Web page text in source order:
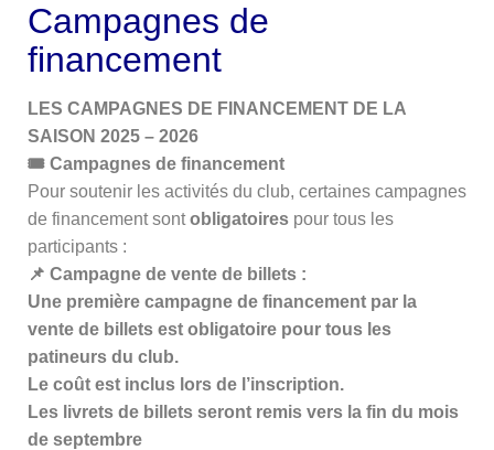
Campagnes de
financement
LES CAMPAGNES DE FINANCEMENT DE LA
SAISON 2025 – 2026
🎟 Campagnes de financement
Pour soutenir les activités du club, certaines campagnes
de financement sontobligatoires pour tous les
participants :
📌 Campagne de vente de billets :
Une première campagne de financement par la
vente de billets est obligatoire pour tous les
patineurs du club.
Le coût est inclus lors de l’inscription.
Les livrets de billets seront remis vers la fin du mois
de septembre